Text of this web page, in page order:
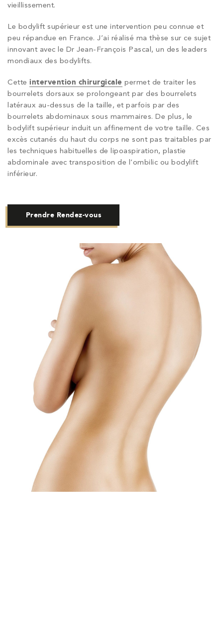
vieillissement.
Le bodylift supérieur est une intervention peu connue et
peu répandue en France. J’ai réalisé ma thèse sur ce sujet
innovant avec le Dr Jean-François Pascal, un des leaders
mondiaux des bodylifts.
Cette intervention chirurgicale permet de traiter les
bourrelets dorsaux se prolongeant par des bourrelets
latéraux au-dessus de la taille, et parfois par des
bourrelets abdominaux sous mammaires. De plus, le
bodylift supérieur induit un affinement de votre taille. Ces
excès cutanés du haut du corps ne sont pas traitables par
les techniques habituelles de lipoaspiration, plastie
abdominale avec transposition de l’ombilic ou bodylift
inférieur.
Prendre Rendez-vous